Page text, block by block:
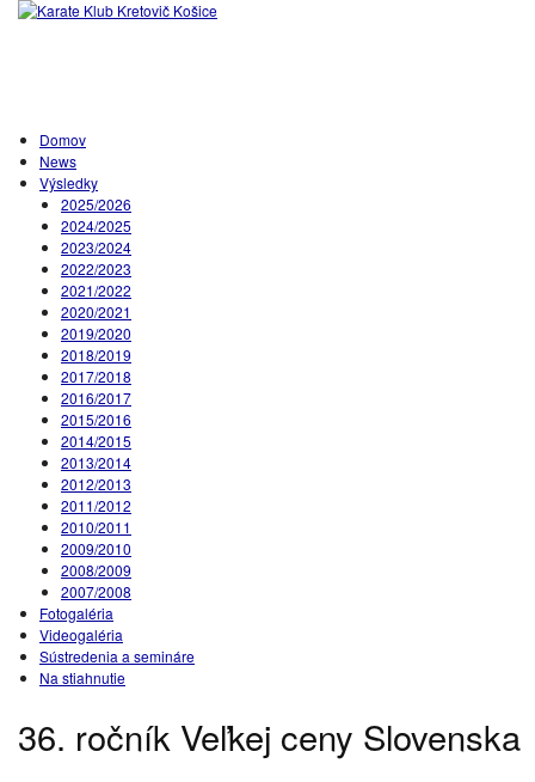
Domov
News
Výsledky
2025/2026
2024/2025
2023/2024
2022/2023
2021/2022
2020/2021
2019/2020
2018/2019
2017/2018
2016/2017
2015/2016
2014/2015
2013/2014
2012/2013
2011/2012
2010/2011
2009/2010
2008/2009
2007/2008
Fotogaléria
Videogaléria
Sústredenia a semináre
Na stiahnutie
36. ročník Veľkej ceny Slovenska